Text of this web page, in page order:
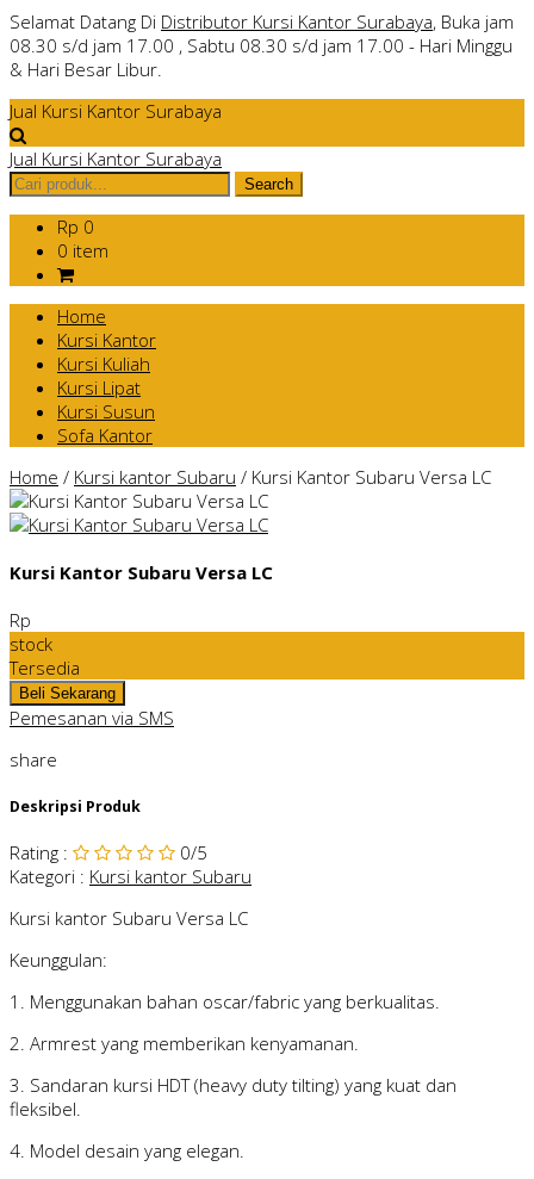
Selamat Datang Di Distributor Kursi Kantor Surabaya, Buka jam
08.30 s/d jam 17.00 , Sabtu 08.30 s/d jam 17.00 - Hari Minggu
& Hari Besar Libur.
Jual Kursi Kantor Surabaya
Jual Kursi Kantor Surabaya
Rp 0
0 item
Home
Kursi Kantor
Kursi Kuliah
Kursi Lipat
Kursi Susun
Sofa Kantor
Home / Kursi kantor Subaru / Kursi Kantor Subaru Versa LC
Kursi Kantor Subaru Versa LC
Rp
stock
Tersedia
Pemesanan via SMS
share
Deskripsi Produk
Rating : 0/5
Kategori : Kursi kantor Subaru
Kursi kantor Subaru Versa LC
Keunggulan:
1. Menggunakan bahan oscar/fabric yang berkualitas.
2. Armrest yang memberikan kenyamanan.
3. Sandaran kursi HDT (heavy duty tilting) yang kuat dan
fleksibel.
4. Model desain yang elegan.